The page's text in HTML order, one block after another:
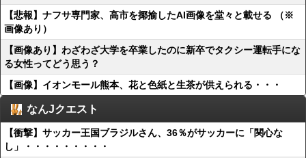
【悲報】ナフサ専門家、高市を揶揄したAI画像を堂々と載せる （※
画像あり）
【画像あり】わざわざ大学を卒業したのに新卒でタクシー運転手にな
る女性ってどう思う？
【画像】イオンモール熊本、花と色紙と生茶が供えられる・・・
なんJクエスト
【衝撃】サッカー王国ブラジルさん、36％がサッカーに「関心な
し」・・・・・・・・・